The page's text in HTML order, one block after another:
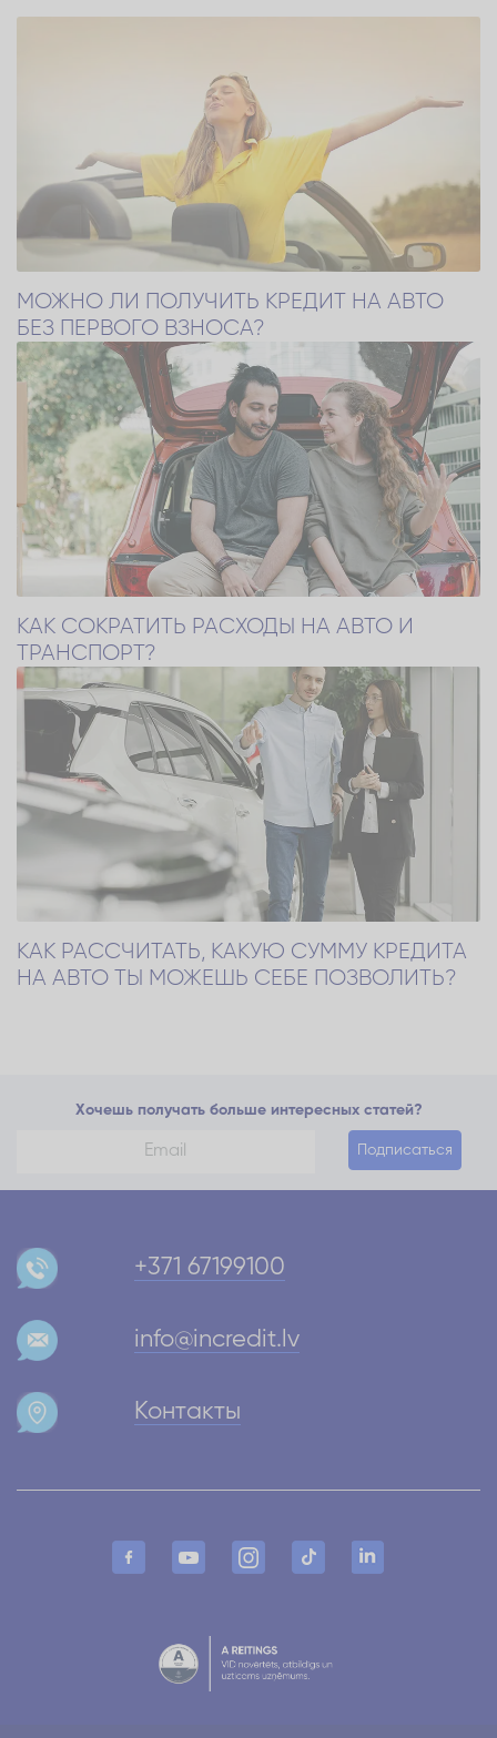
МОЖНО ЛИ ПОЛУЧИТЬ КРЕДИТ НА АВТО
БЕЗ ПЕРВОГО ВЗНОСА?
КАК СОКРАТИТЬ РАСХОДЫ НА АВТО И
ТРАНСПОРТ?
КАК РАССЧИТАТЬ, КАКУЮ СУММУ КРЕДИТА
НА АВТО ТЫ МОЖЕШЬ СЕБЕ ПОЗВОЛИТЬ?
Хочешь получать больше интересных статей?
Подписаться
+371 67199100
info@incredit.lv
Контакты